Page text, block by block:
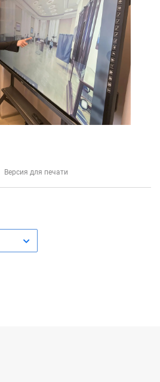
Версия для печати